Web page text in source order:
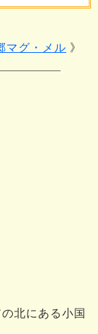
マグ・メル
北にある小国